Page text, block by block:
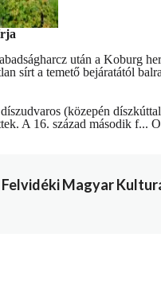
után a Koburg
sírt a temető bejáratától
(közepén
A 16. század második f...
Magyar